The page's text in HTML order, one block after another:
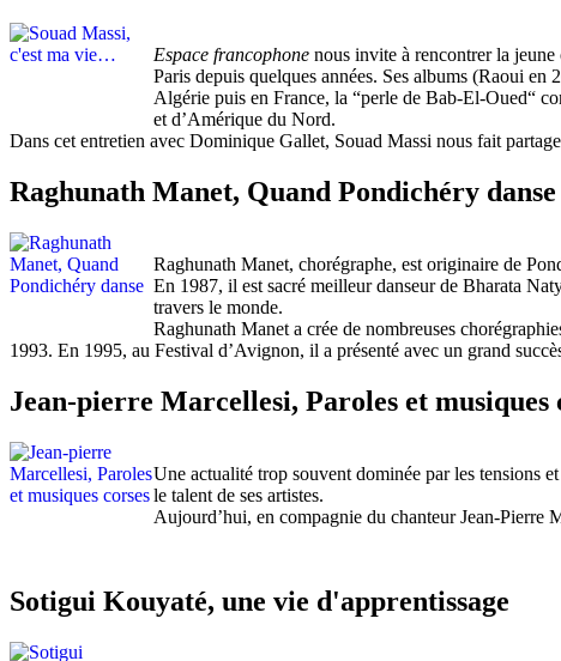
Espace francophone nous invite à rencontrer la
Paris depuis quelques années. Ses albums (Raoui
Algérie puis en France, la “perle de Bab-El-Oued“
et d’Amérique du Nord.
Dans cet entretien avec Dominique Gallet, Souad Massi nous fait
Raghunath Manet, Quand Pondichéry danse
Raghunath Manet, chorégraphe, est originaire de
En 1987, il est sacré meilleur danseur de Bharata
travers le monde.
Raghunath Manet a crée de nombreuses
1993. En 1995, au Festival d’Avignon, il a présenté avec un grand
Jean-pierre Marcellesi, Paroles et musiques
Une actualité trop souvent dominée par les tensions
le talent de ses artistes.
Aujourd’hui, en compagnie du chanteur Jean-Pierre
Sotigui Kouyaté, une vie d'apprentissage